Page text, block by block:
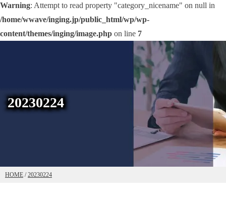
Warning: Attempt to read property "category_nicename" on null in
/home/wwave/inging.jp/public_html/wp/wp-
content/themes/inging/image.php on line 7
20230224
HOME /20230224